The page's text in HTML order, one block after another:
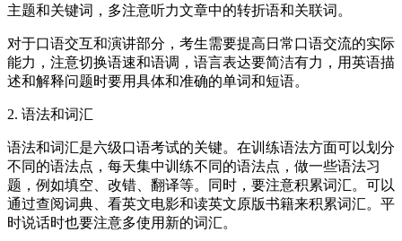
主题和关键词，多注意听力文章中的转折语和关联词。
对于口语交互和演讲部分，考生需要提高日常口语交流的实际
能力，注意切换语速和语调，语言表达要简洁有力，用英语描
述和解释问题时要用具体和准确的单词和短语。
2. 语法和词汇
语法和词汇是六级口语考试的关键。在训练语法方面可以划分
不同的语法点，每天集中训练不同的语法点，做一些语法习
题，例如填空、改错、翻译等。同时，要注意积累词汇。可以
通过查阅词典、看英文电影和读英文原版书籍来积累词汇。平
时说话时也要注意多使用新的词汇。